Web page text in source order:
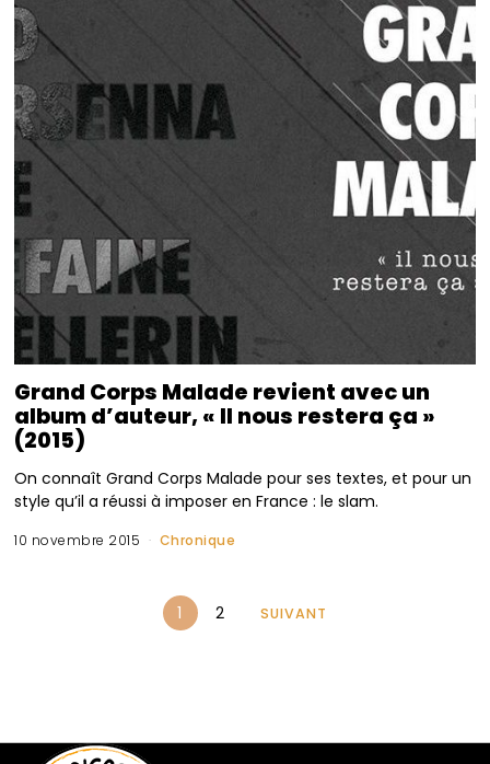
Grand Corps Malade revient avec un
album d’auteur, « Il nous restera ça »
(2015)
On connaît Grand Corps Malade pour ses textes, et pour un
style qu’il a réussi à imposer en France : le slam.
10 novembre 2015 Chronique
1 2 SUIVANT